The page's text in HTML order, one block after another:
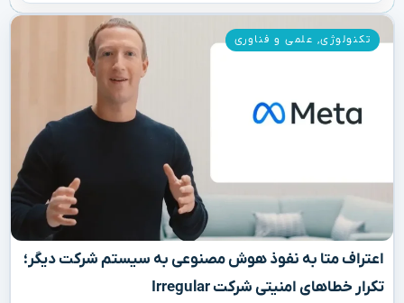
اعتراف متا به نفوذ هوش مصنوعی به سیستم شرکت دیگر؛
تکرار خطاهای امنیتی شرکت Irregular
تکنولوژی, علمی و فناوری